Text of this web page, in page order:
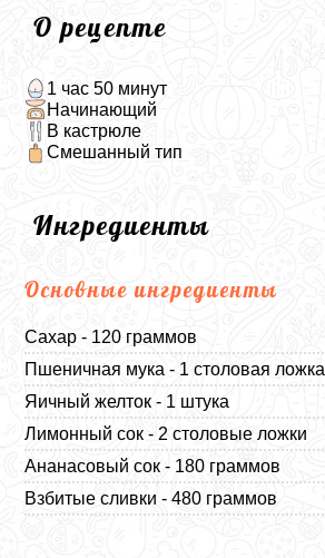
О рецепте
1 час 50 минут
Начинающий
В кастрюле
Смешанный тип
Ингредиенты
Основные ингредиенты
Сахар - 120 граммов
Пшеничная мука - 1 столовая ложка
Яичный желток - 1 штука
Лимонный сок - 2 столовые ложки
Ананасовый сок - 180 граммов
Взбитые сливки - 480 граммов